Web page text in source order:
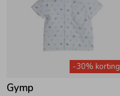
-30% korting
Gymp